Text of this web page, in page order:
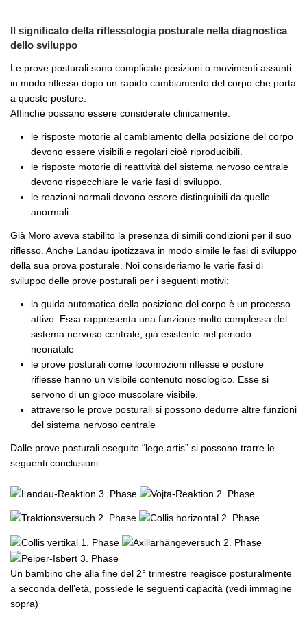
Il significato della riflessologia posturale nella diagnostica
dello sviluppo
Le prove posturali sono complicate posizioni o movimenti assunti
in modo riflesso dopo un rapido cambiamento del corpo che porta
a queste posture.
Affinché possano essere considerate clinicamente:
le risposte motorie al cambiamento della posizione del corpo
devono essere visibili e regolari cioè riproducibili.
le risposte motorie di reattività del sistema nervoso centrale
devono rispecchiare le varie fasi di sviluppo.
le reazioni normali devono essere distinguibili da quelle
anormali.
Già Moro aveva stabilito la presenza di simili condizioni per il suo
riflesso. Anche Landau ipotizzava in modo simile le fasi di sviluppo
della sua prova posturale. Noi consideriamo le varie fasi di
sviluppo delle prove posturali per i seguenti motivi:
la guida automatica della posizione del corpo è un processo
attivo. Essa rappresenta una funzione molto complessa del
sistema nervoso centrale, già esistente nel periodo
neonatale
le prove posturali come locomozioni riflesse e posture
riflesse hanno un visibile contenuto nosologico. Esse si
servono di un gioco muscolare visibile.
attraverso le prove posturali si possono dedurre altre funzioni
del sistema nervoso centrale
Dalle prove posturali eseguite “lege artis” si possono trarre le
seguenti conclusioni:
Un bambino che alla fine del 2° trimestre reagisce posturalmente
a seconda dell’età, possiede le seguenti capacità (vedi immagine
sopra)